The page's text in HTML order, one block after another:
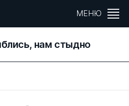
МЕНЮ
нам стыдно